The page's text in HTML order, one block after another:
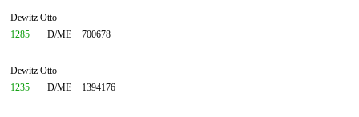
Dewitz Otto
1285
D/ME 700678
Dewitz Otto
1235
D/ME 1394176